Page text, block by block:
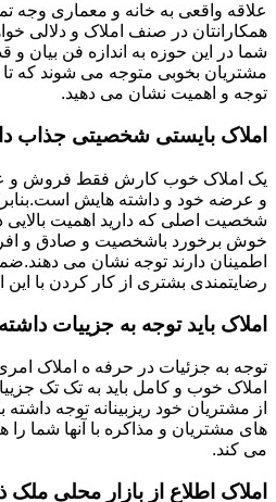
علاقه واقعی به خانه و معماری وجه
همکارانتان در صنف املاک و دلالی
شما در این حوزه به اندازه فن بیان و
مشتریان بخوبی متوجه می شوند که تا
توجه و اهمیت نشان می دهید.
املاک بایستی شخصیتی جذاب
یک املاک خوب کارش فقط فروش و
و عرضه خود و داشته هایش
شخصیت اصلی که دارید اهمیت بالایی
خوش برخورد باشخصیت و صادق و
اطمینان دارند توجه نشان می
رضایتمندی بشتری از کار کردن با این
املاک باید توجه به جزییات
توجه به جزئیات در حرفه ه املاک
املاک خوب و کامل باید به تک تک
از مشتریان خود ریزبینانه توجه
های مشتریان و مذاکره با آنها شما را
می کند.
املاک اطلاع از بازار محلی ملک